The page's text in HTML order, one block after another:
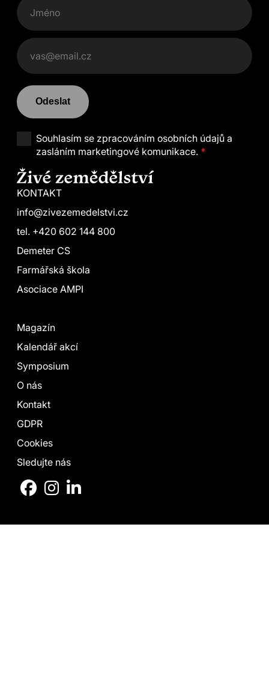
KONTAKT
info@zivezemedelstvi.cz
tel. +420 602 144 800
Demeter CS
Farmářská škola
Asociace AMPI
Magazín
Kalendář akcí
Symposium
O nás
Kontakt
GDPR
Cookies
Sledujte nás
Odeslat
Souhlasím se zpracováním osobních údajů a
zasláním marketingové komunikace. *